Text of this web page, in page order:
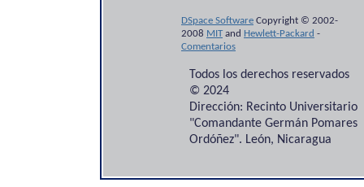
DSpace Software Copyright © 2002-
2008 MITand Hewlett-Packard -
Comentarios
Todos los derechos reservados
© 2024
Dirección: Recinto Universitario
"Comandante Germán Pomares
Ordóñez". León, Nicaragua